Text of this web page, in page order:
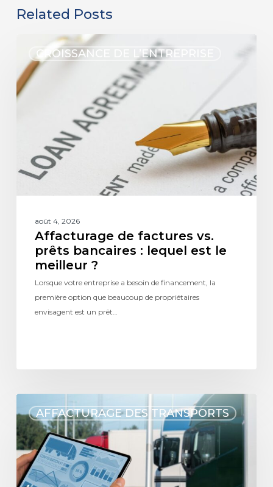
Related Posts
CROISSANCE DE L’ENTREPRISE
août 4, 2026
Affacturage de factures vs.
prêts bancaires : lequel est le
meilleur ?
Lorsque votre entreprise a besoin de financement, la
première option que beaucoup de propriétaires
envisagent est un prêt…
AFFACTURAGE DES TRANSPORTS